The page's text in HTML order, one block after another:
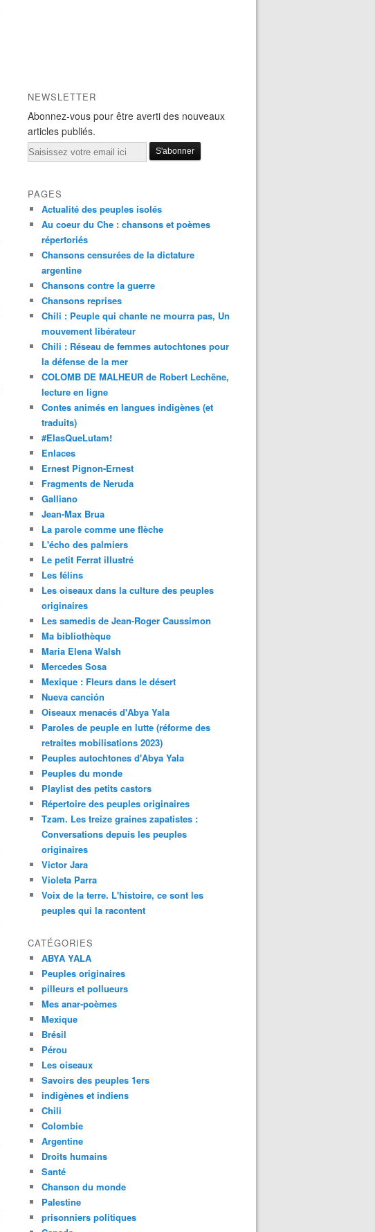
NEWSLETTER
Abonnez-vous pour être averti des nouveaux
articles publiés.
Email
PAGES
Actualité des peuples isolés
Au coeur du Che : chansons et poèmes
répertoriés
Chansons censurées de la dictature
argentine
Chansons contre la guerre
Chansons reprises
Chili : Peuple qui chante ne mourra pas, Un
mouvement libérateur
Chili : Réseau de femmes autochtones pour
la défense de la mer
COLOMB DE MALHEUR de Robert Lechêne,
lecture en ligne
Contes animés en langues indigènes (et
traduits)
#ElasQueLutam!
Enlaces
Ernest Pignon-Ernest
Fragments de Neruda
Galliano
Jean-Max Brua
La parole comme une flèche
L'écho des palmiers
Le petit Ferrat illustré
Les félins
Les oiseaux dans la culture des peuples
originaires
Les samedis de Jean-Roger Caussimon
Ma bibliothèque
Maria Elena Walsh
Mercedes Sosa
Mexique : Fleurs dans le désert
Nueva canción
Oiseaux menacés d'Abya Yala
Paroles de peuple en lutte (réforme des
retraites mobilisations 2023)
Peuples autochtones d'Abya Yala
Peuples du monde
Playlist des petits castors
Répertoire des peuples originaires
Tzam. Les treize graines zapatistes :
Conversations depuis les peuples
originaires
Victor Jara
Violeta Parra
Voix de la terre. L'histoire, ce sont les
peuples qui la racontent
CATÉGORIES
ABYA YALA
Peuples originaires
pilleurs et pollueurs
Mes anar-poèmes
Mexique
Brésil
Pérou
Les oiseaux
Savoirs des peuples 1ers
indigènes et indiens
Chili
Colombie
Argentine
Droits humains
Santé
Chanson du monde
Palestine
prisonniers politiques